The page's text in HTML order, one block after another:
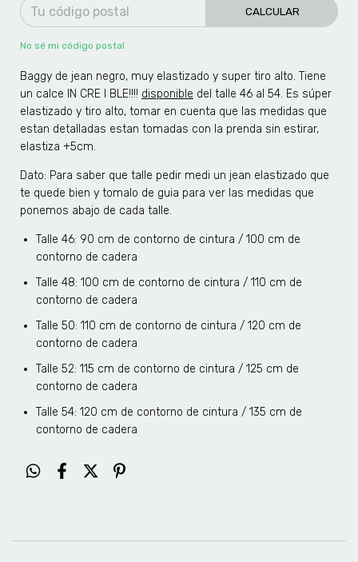
CALCULAR
No sé mi código postal
Baggy de jean negro, muy elastizado y super tiro alto. Tiene
un calce IN CRE I BLE!!!! disponible del talle 46 al 54. Es súper
elastizado y tiro alto, tomar en cuenta que las medidas que
estan detalladas estan tomadas con la prenda sin estirar,
elastiza +5cm.
Dato: Para saber que talle pedir medi un jean elastizado que
te quede bien y tomalo de guia para ver las medidas que
ponemos abajo de cada talle.
Talle 46: 90 cm de contorno de cintura / 100 cm de
contorno de cadera
Talle 48: 100 cm de contorno de cintura / 110 cm de
contorno de cadera
Talle 50: 110 cm de contorno de cintura / 120 cm de
contorno de cadera
Talle 52: 115 cm de contorno de cintura / 125 cm de
contorno de cadera
Talle 54: 120 cm de contorno de cintura / 135 cm de
contorno de cadera